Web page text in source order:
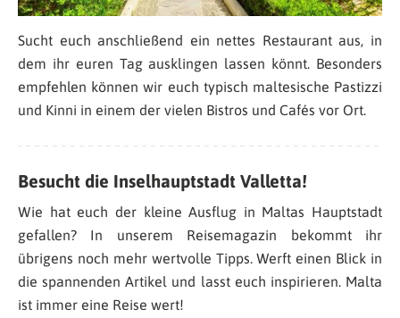
Sucht euch anschließend ein nettes Restaurant aus, in
dem ihr euren Tag ausklingen lassen könnt. Besonders
empfehlen können wir euch typisch maltesische Pastizzi
und Kinni in einem der vielen Bistros und Cafés vor Ort.
Besucht die Inselhauptstadt Valletta!
Wie hat euch der kleine Ausflug in Maltas Hauptstadt
gefallen? In unserem Reisemagazin bekommt ihr
übrigens noch mehr wertvolle Tipps. Werft einen Blick in
die spannenden Artikel und lasst euch inspirieren. Malta
ist immer eine Reise wert!